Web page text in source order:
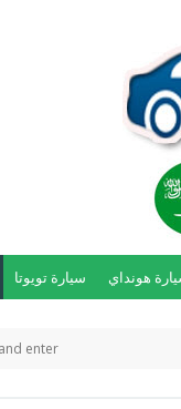
سيارة تويوتا هونداي